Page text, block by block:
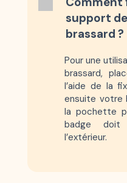
support
brassard ?
Pour une
brassard,
l’aide de la
ensuite votre
la pochette
badge
l’extérieur.